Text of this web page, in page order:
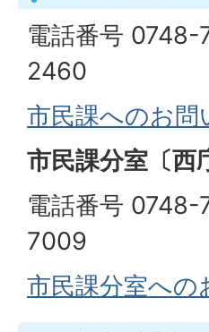
電話番号
2460
市民課へのお問
市民課分室〔西
電話番号
7009
市民課分室への